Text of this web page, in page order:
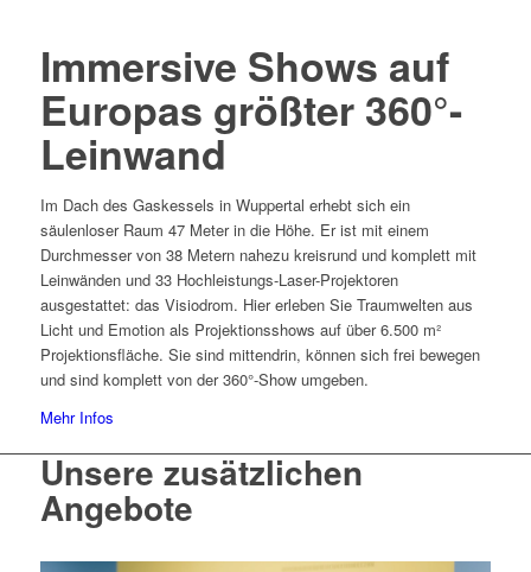
Immersive Shows auf
Europas größter 360°-
Leinwand
Im Dach des Gaskessels in Wuppertal erhebt sich ein
säulenloser Raum 47 Meter in die Höhe. Er ist mit einem
Durchmesser von 38 Metern nahezu kreisrund und komplett mit
Leinwänden und 33 Hochleistungs-Laser-Projektoren
ausgestattet: das Visiodrom. Hier erleben Sie Traumwelten aus
Licht und Emotion als Projektionsshows auf über 6.500 m²
Projektionsfläche. Sie sind mittendrin, können sich frei bewegen
und sind komplett von der 360°-Show umgeben.
Mehr Infos
Unsere zusätzlichen
Angebote